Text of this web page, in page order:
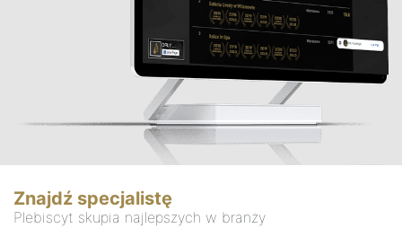
Znajdź specjalistę
Plebiscyt skupia najlepszych w branży